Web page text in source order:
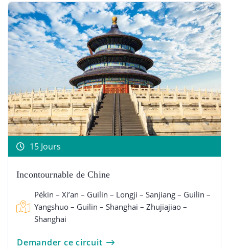
15 Jours
Incontournable de Chine
Pékin – Xi’an – Guilin – Longji – Sanjiang – Guilin –
Yangshuo – Guilin – Shanghai – Zhujiajiao –
Shanghai
Demander ce circuit